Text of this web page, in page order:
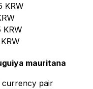
KRW
KRW
KRW
mauritana
currency pair